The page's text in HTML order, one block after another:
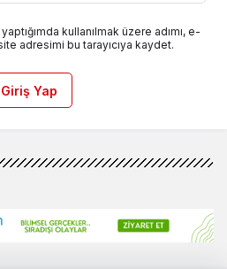
kullanılmak üzere adımı, e-
adresimi bu tarayıcıya kaydet.
Giriş Yap